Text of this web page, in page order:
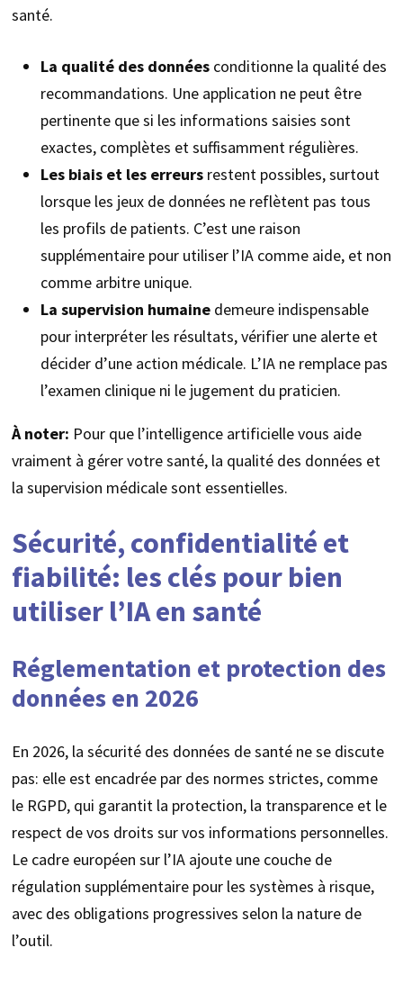
santé.
La qualité des donnéesconditionne la qualité des
recommandations. Une application ne peut être
pertinente que si les informations saisies sont
exactes, complètes et suffisamment régulières.
Les biais et les erreursrestent possibles, surtout
lorsque les jeux de données ne reflètent pas tous
les profils de patients. C’est une raison
supplémentaire pour utiliser l’IA comme aide, et non
comme arbitre unique.
La supervision humainedemeure indispensable
pour interpréter les résultats, vérifier une alerte et
décider d’une action médicale. L’IA ne remplace pas
l’examen clinique ni le jugement du praticien.
À noter: Pour que l’intelligence artificielle vous aide
vraiment à gérer votre santé, la qualité des données et
la supervision médicale sont essentielles.
Sécurité, confidentialité et
fiabilité: les clés pour bien
utiliser l’IA en santé
Réglementation et protection des
données en 2026
En 2026, la sécurité des données de santé ne se discute
pas: elle est encadrée par des normes strictes, comme
le RGPD, qui garantit la protection, la transparence et le
respect de vos droits sur vos informations personnelles.
Le cadre européen sur l’IA ajoute une couche de
régulation supplémentaire pour les systèmes à risque,
avec des obligations progressives selon la nature de
l’outil.